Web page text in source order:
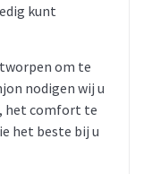
kunt
om te
nodigen wij u
het comfort te
het beste bij u